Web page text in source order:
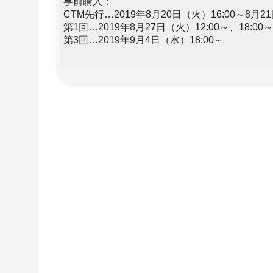
CTM先行…2019年8月20日（火）16:00～8月
第1回…2019年8月27日（火）12:00～、18:00～
第3回…2019年9月4日（水）18:00～